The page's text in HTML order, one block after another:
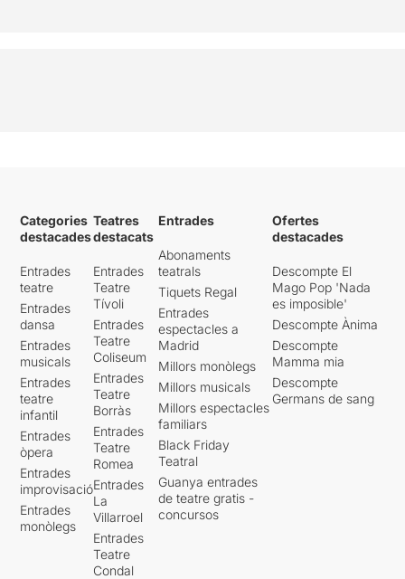
Categories
destacades
Entrades
teatre
Entrades
dansa
Entrades
musicals
Entrades
teatre
infantil
Entrades
òpera
Entrades
improvisació
Entrades
monòlegs
Teatres
destacats
Entrades
Teatre
Tívoli
Entrades
Teatre
Coliseum
Entrades
Teatre
Borràs
Entrades
Teatre
Romea
Entrades
La
Villarroel
Entrades
Teatre
Condal
Entrades
Abonaments
teatrals
Tiquets Regal
Entrades
espectacles a
Madrid
Millors monòlegs
Millors musicals
Millors espectacles
familiars
Black Friday
Teatral
Guanya entrades
de teatre gratis -
concursos
Ofertes
destacades
Descompte El
Mago Pop 'Nada
es imposible'
Descompte Ànima
Descompte
Mamma mia
Descompte
Germans de sang